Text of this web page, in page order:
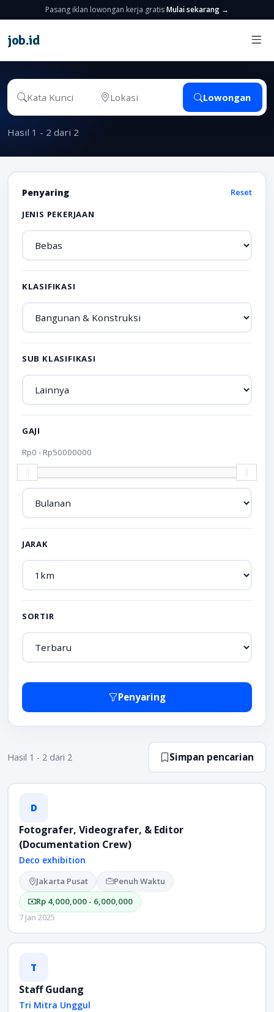
Pasang iklan lowongan kerja gratisMulai sekarang →
job.id
Lowongan
Hasil 1 - 2 dari 2
Penyaring
Reset
JENIS PEKERJAAN
KLASIFIKASI
SUB KLASIFIKASI
GAJI
Rp0 - Rp50000000
JARAK
SORTIR
Penyaring
Hasil 1 - 2 dari 2 Simpan pencarian
D
Fotografer, Videografer, & Editor
(Documentation Crew)
Deco exhibition
Jakarta Pusat
Penuh Waktu
Rp 4,000,000 - 6,000,000
7 Jan 2025
T
Staff Gudang
Tri Mitra Unggul